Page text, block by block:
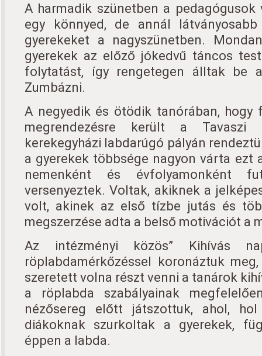
A harmadik szünetben a
egy könnyed, de annál
gyerekeket a nagyszünetben.
gyerekek az előző jókedvű táncos
folytatást, így rengetegen álltak be
Zumbázni.
A negyedik és ötödik tanórában, hogy
megrendezésre került a Tavaszi
kerekegyházi labdarúgó pályán
a gyerekek többsége nagyon várta ezt
nemenként és évfolyamonként
versenyeztek. Voltak, akiknek a
volt, akinek az első tízbe jutás és
megszerzése adta a belső motivációt a
Az intézményi közös” Kihívás
röplabdamérkőzéssel koronáztuk
szeretett volna részt venni a tanárok
a röplabda szabályainak
nézősereg előtt játszottuk, ahol,
diákoknak szurkoltak a gyerekek,
éppen a labda.